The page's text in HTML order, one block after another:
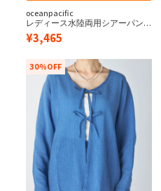
oceanpacific
レディース水陸両用シアーパン
ツ
¥3,465
30%OFF